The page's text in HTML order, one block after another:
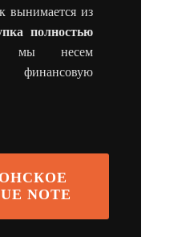
вынимается из
полностью
несем
финансовую
NOTE